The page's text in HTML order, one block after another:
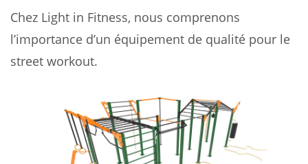
Chez Light in Fitness, nous comprenons
l’importance d’un équipement de qualité pour le
street workout.